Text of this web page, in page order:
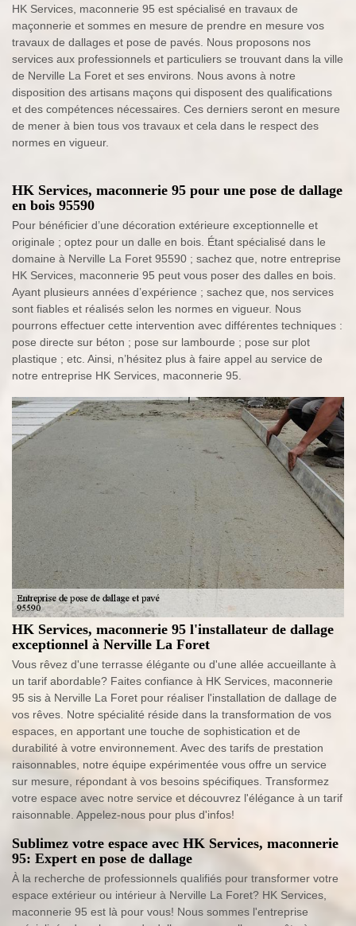
HK Services, maconnerie 95 est spécialisé en travaux de
maçonnerie et sommes en mesure de prendre en mesure vos
travaux de dallages et pose de pavés. Nous proposons nos
services aux professionnels et particuliers se trouvant dans la ville
de Nerville La Foret et ses environs. Nous avons à notre
disposition des artisans maçons qui disposent des qualifications
et des compétences nécessaires. Ces derniers seront en mesure
de mener à bien tous vos travaux et cela dans le respect des
normes en vigueur.
HK Services, maconnerie 95 pour une pose de dallage
en bois 95590
Pour bénéficier d’une décoration extérieure exceptionnelle et
originale ; optez pour un dalle en bois. Étant spécialisé dans le
domaine à Nerville La Foret 95590 ; sachez que, notre entreprise
HK Services, maconnerie 95 peut vous poser des dalles en bois.
Ayant plusieurs années d’expérience ; sachez que, nos services
sont fiables et réalisés selon les normes en vigueur. Nous
pourrons effectuer cette intervention avec différentes techniques :
pose directe sur béton ; pose sur lambourde ; pose sur plot
plastique ; etc. Ainsi, n’hésitez plus à faire appel au service de
notre entreprise HK Services, maconnerie 95.
HK Services, maconnerie 95 l'installateur de dallage
exceptionnel à Nerville La Foret
Vous rêvez d'une terrasse élégante ou d'une allée accueillante à
un tarif abordable? Faites confiance à HK Services, maconnerie
95 sis à Nerville La Foret pour réaliser l'installation de dallage de
vos rêves. Notre spécialité réside dans la transformation de vos
espaces, en apportant une touche de sophistication et de
durabilité à votre environnement. Avec des tarifs de prestation
raisonnables, notre équipe expérimentée vous offre un service
sur mesure, répondant à vos besoins spécifiques. Transformez
votre espace avec notre service et découvrez l'élégance à un tarif
raisonnable. Appelez-nous pour plus d'infos!
Sublimez votre espace avec HK Services, maconnerie
95: Expert en pose de dallage
À la recherche de professionnels qualifiés pour transformer votre
espace extérieur ou intérieur à Nerville La Foret? HK Services,
maconnerie 95 est là pour vous! Nous sommes l'entreprise